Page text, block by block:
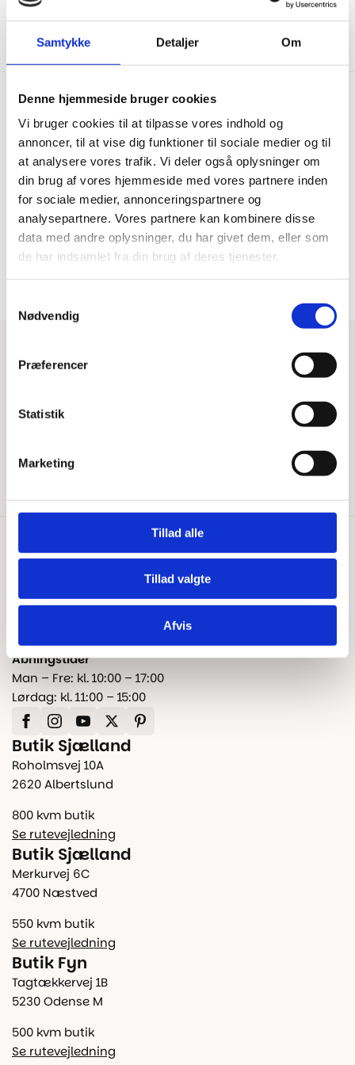
Samtykke Detaljer Om
Denne hjemmeside bruger cookies
Vi bruger cookies til at tilpasse vores indhold og
annoncer, til at vise dig funktioner til sociale medier og til
at analysere vores trafik. Vi deler også oplysninger om
din brug af vores hjemmeside med vores partnere inden
for sociale medier, annonceringspartnere og
analysepartnere. Vores partnere kan kombinere disse
data med andre oplysninger, du har givet dem, eller som
de har indsamlet fra din brug af deres tjenester.
Nødvendig
Præferencer
Statistik
Marketing
Tillad alle
Tillad valgte
Afvis
Vis mere
Prisgaranti
Vi har Danmarks billigste priser
på kvalitetsgulve!
Hurtig levering
Bestil inden kl. 15.00 – vi
afsender samme dag, når
100% dansk webshop
lokal service og gulveksperter.
Besøg vores butikker
Besøg vores showrooms og få
kompetent rådgivning.
Har du brug for hjælp?
Reklamation og garanti
Kontakt os
info@floorshop.dk
Åbningstider
Man – Fre: kl. 10:00 – 17:00
Lørdag: kl. 11:00 – 15:00
Butik Sjælland
Roholmsvej 10A
2620 Albertslund
800 kvm butik
Se rutevejledning
Butik Sjælland
Merkurvej 6C
4700 Næstved
550 kvm butik
Se rutevejledning
Butik Fyn
Tagtækkervej 1B
5230 Odense M
500 kvm butik
Se rutevejledning